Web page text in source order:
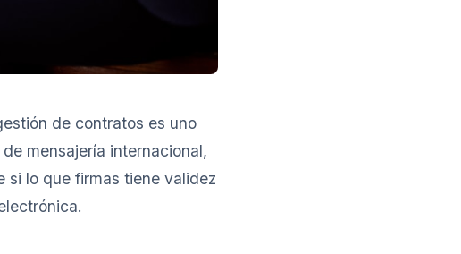
de contratos es uno
mensajería internacional,
si lo que firmas tiene validez